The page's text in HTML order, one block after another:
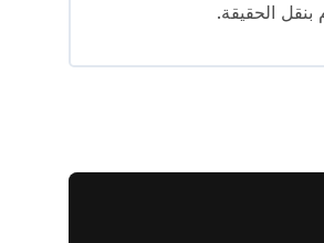
بنقل الحقيقة.